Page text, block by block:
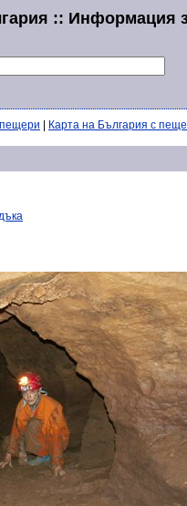
:: Информация
Карта на България с